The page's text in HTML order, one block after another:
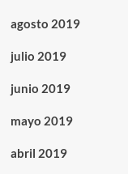
agosto 2019
julio 2019
junio 2019
mayo 2019
abril 2019